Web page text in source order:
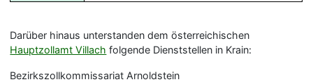
Darüber hinaus unterstanden dem österreichischen
Hauptzollamt Villach folgende Dienststellen in Krain:
Bezirkszollkommissariat Arnoldstein